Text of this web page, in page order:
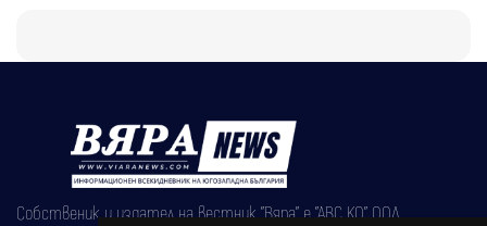
Собственик и издател на вестник "Вяра" е "АВС КО" ООД,